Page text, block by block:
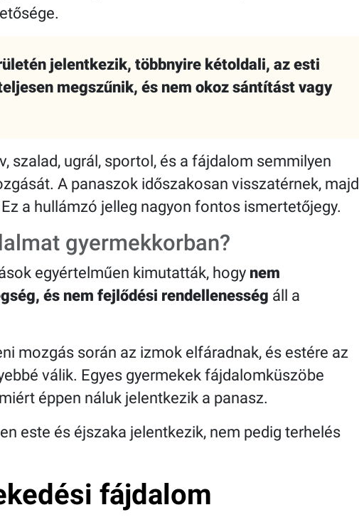
jelentkezik, többnyire kétoldali, az esti
megszűnik, és nem okoz sántítást vagy
szalad, ugrál, sportol, és a fájdalom semmilyen
A panaszok időszakosan visszatérnek, majd
a hullámzó jelleg nagyon fontos ismertetőjegy.
gyermekkorban?
egyértelműen kimutatták, hogy nem
és nem fejlődési rendellenesség áll a
mozgás során az izmok elfáradnak, és estére az
válik. Egyes gyermekek fájdalomküszöbe
éppen náluk jelentkezik a panasz.
este és éjszaka jelentkezik, nem pedig terhelés
fájdalom